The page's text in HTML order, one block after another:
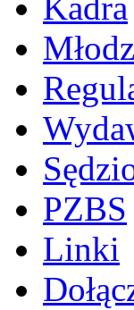
Kadra
PZBS
Linki